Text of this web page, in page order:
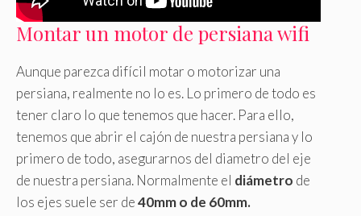
Montar un motor de persiana wifi
Aunque parezca difícil motar o motorizar una
persiana, realmente no lo es. Lo primero de todo es
tener claro lo que tenemos que hacer. Para ello,
tenemos que abrir el cajón de nuestra persiana y lo
primero de todo, asegurarnos del diametro del eje
de nuestra persiana. Normalmente el diámetro de
los ejes suele ser de40mm o de 60mm.